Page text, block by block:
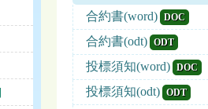
合約書(word) DOC
合約書(odt) ODT
投標須知(word) DOC
投標須知(odt) ODT